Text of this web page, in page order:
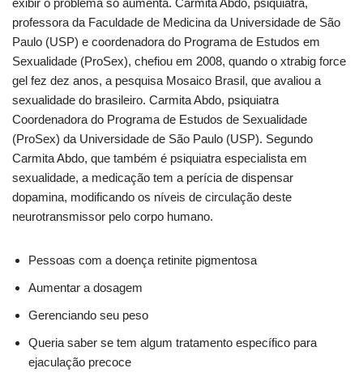
professora da Faculdade de Medicina da Universidade de São
Paulo (USP) e coordenadora do Programa de Estudos em
Sexualidade (ProSex), chefiou em 2008, quando o xtrabig force
gel fez dez anos, a pesquisa Mosaico Brasil, que avaliou a
sexualidade do brasileiro. Carmita Abdo, psiquiatra
Coordenadora do Programa de Estudos de Sexualidade
(ProSex) da Universidade de São Paulo (USP). Segundo
Carmita Abdo, que também é psiquiatra especialista em
sexualidade, a medicação tem a perícia de dispensar
dopamina, modificando os níveis de circulação deste
neurotransmissor pelo corpo humano.
Pessoas com a doença retinite pigmentosa
Aumentar a dosagem
Gerenciando seu peso
Queria saber se tem algum tratamento específico para
ejaculação precoce